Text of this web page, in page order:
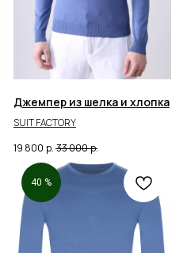
Джемпер из шелка и хлопка
SUIT FACTORY
19 800 р. 33 000р.
40 %